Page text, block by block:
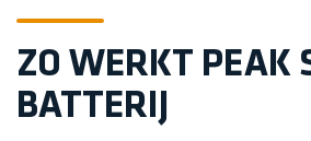
ZO WERKT PEAK
BATTERIJ